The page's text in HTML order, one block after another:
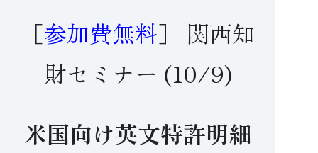
［参加費無料］ 関西知
財セミナー (10/9)
米国向け英文特許明細